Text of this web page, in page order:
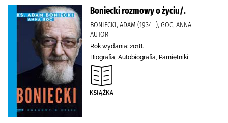
Boniecki rozmowy o życiu/.
BONIECKI, ADAM (1934- ), GOC, ANNA
AUTOR
Rok wydania: 2018.
Biografia, Autobiografia, Pamiętniki